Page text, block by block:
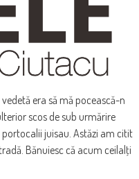
era să mă pocească-n
scos de sub urmărire
juisau. Astăzi am citit
Bănuiesc că acum ceilalţi